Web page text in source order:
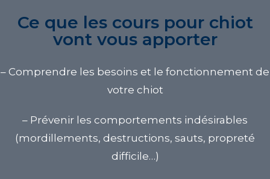
Ce que les cours pour chiot
vont vous apporter
– Comprendre les besoins et le fonctionnement de
votre chiot
– Prévenir les comportements indésirables
(mordillements, destructions, sauts, propreté
difficile…)